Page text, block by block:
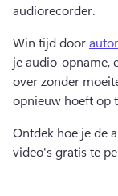
audiorecorder.
Win tijd door
je audio-opname,
over zonder
opnieuw hoeft op
Ontdek hoe je de
video's gratis te